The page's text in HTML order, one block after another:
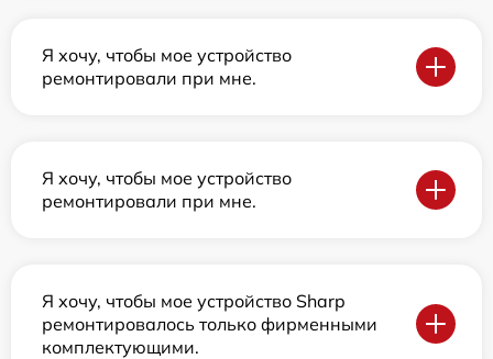
Я хочу, чтобы мое устройство
ремонтировали при мне.
Я хочу, чтобы мое устройство
ремонтировали при мне.
Я хочу, чтобы мое устройство Sharp
ремонтировалось только фирменными
комплектующими.